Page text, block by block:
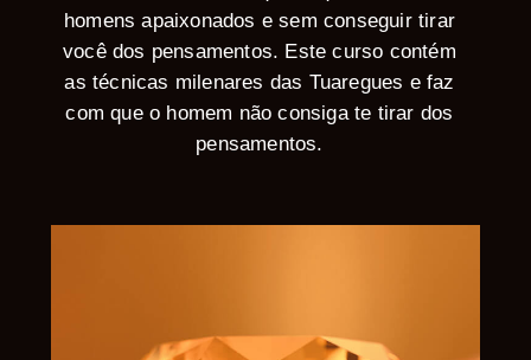
homens apaixonados e sem conseguir tirar
você dos pensamentos. Este curso contém
as técnicas milenares das Tuaregues e faz
com que o homem não consiga te tirar dos
pensamentos.